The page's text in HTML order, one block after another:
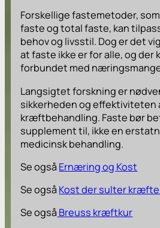
Forskellige fastemetoder,
faste og total faste, kan
behov og livsstil. Dog er det
at faste ikke er for alle, og der
forbundet med
Langsigtet forskning er
sikkerheden og effektiviteten
kræftbehandling. Faste bør
supplement til, ikke en
medicinsk behandling.
Se også Ernæring og Kost
Se også Kost der sulter
Se også Breuss kræftkur